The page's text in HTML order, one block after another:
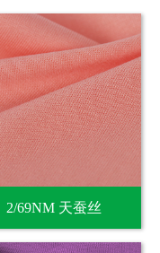
2/69NM 天蚕丝